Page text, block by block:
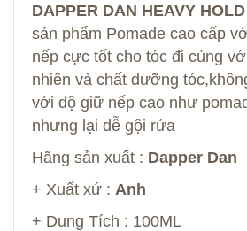
DAPPER DAN HEAVY
sản phẩm Pomade cao cấp
nếp cực tốt cho tóc đi cùng
nhiên và chất dưỡng
với dộ giữ nếp cao như
nhưng lại dễ gội rửa
Hãng sản xuất : Dapper Dan
+ Xuất xứ : Anh
+ Dung Tích : 100ML